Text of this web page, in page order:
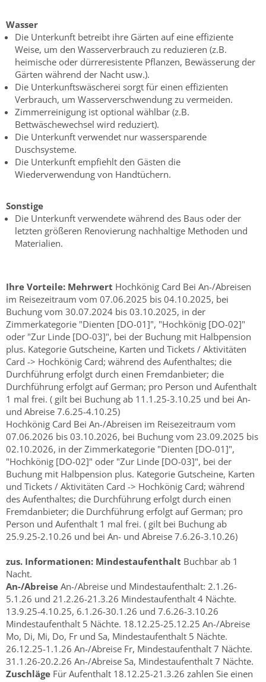
Wasser
Die Unterkunft betreibt ihre Gärten auf eine effiziente
Weise, um den Wasserverbrauch zu reduzieren (z.B.
heimische oder dürreresistente Pflanzen, Bewässerung der
Gärten während der Nacht usw.).
Die Unterkunftswäscherei sorgt für einen effizienten
Verbrauch, um Wasserverschwendung zu vermeiden.
Zimmerreinigung ist optional wählbar (z.B.
Bettwäschewechsel wird reduziert).
Die Unterkunft verwendet nur wassersparende
Duschsysteme.
Die Unterkunft empfiehlt den Gästen die
Wiederverwendung von Handtüchern.
Sonstige
Die Unterkunft verwendete während des Baus oder der
letzten größeren Renovierung nachhaltige Methoden und
Materialien.
Ihre Vorteile: Mehrwert Hochkönig Card Bei An-/Abreisen
im Reisezeitraum vom 07.06.2025 bis 04.10.2025, bei
Buchung vom 30.07.2024 bis 03.10.2025, in der
Zimmerkategorie "Dienten [DO-01]", "Hochkönig [DO-02]"
oder "Zur Linde [DO-03]", bei der Buchung mit Halbpension
plus. Kategorie Gutscheine, Karten und Tickets / Aktivitäten
Card -> Hochkönig Card; während des Aufenthaltes; die
Durchführung erfolgt durch einen Fremdanbieter; die
Durchführung erfolgt auf German; pro Person und Aufenthalt
1 mal frei. ( gilt bei Buchung ab 11.1.25-3.10.25 und bei An-
und Abreise 7.6.25-4.10.25)
Hochkönig Card Bei An-/Abreisen im Reisezeitraum vom
07.06.2026 bis 03.10.2026, bei Buchung vom 23.09.2025 bis
02.10.2026, in der Zimmerkategorie "Dienten [DO-01]",
"Hochkönig [DO-02]" oder "Zur Linde [DO-03]", bei der
Buchung mit Halbpension plus. Kategorie Gutscheine, Karten
und Tickets / Aktivitäten Card -> Hochkönig Card; während
des Aufenthaltes; die Durchführung erfolgt durch einen
Fremdanbieter; die Durchführung erfolgt auf German; pro
Person und Aufenthalt 1 mal frei. ( gilt bei Buchung ab
25.9.25-2.10.26 und bei An- und Abreise 7.6.26-3.10.26)
zus. Informationen: Mindestaufenthalt Buchbar ab 1
Nacht.
An-/Abreise An-/Abreise und Mindestaufenthalt: 2.1.26-
5.1.26 und 21.2.26-21.3.26 Mindestaufenthalt 4 Nächte.
13.9.25-4.10.25, 6.1.26-30.1.26 und 7.6.26-3.10.26
Mindestaufenthalt 5 Nächte. 18.12.25-25.12.25 An-/Abreise
Mo, Di, Mi, Do, Fr und Sa, Mindestaufenthalt 5 Nächte.
26.12.25-1.1.26 An-/Abreise Fr, Mindestaufenthalt 7 Nächte.
31.1.26-20.2.26 An-/Abreise Sa, Mindestaufenthalt 7 Nächte.
Zuschläge Für Aufenthalt 18.12.25-21.3.26 zahlen Sie einen